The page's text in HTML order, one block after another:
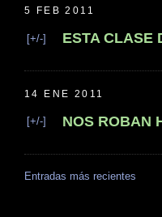
5 FEB 2011
[+/-] ESTA CLASE
14 ENE 2011
[+/-] NOS ROBAN
Entradas más recientes